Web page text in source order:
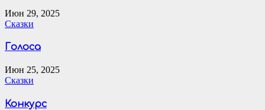
Июн 29, 2025
Сказки
Голоса
Июн 25, 2025
Сказки
Конкурс